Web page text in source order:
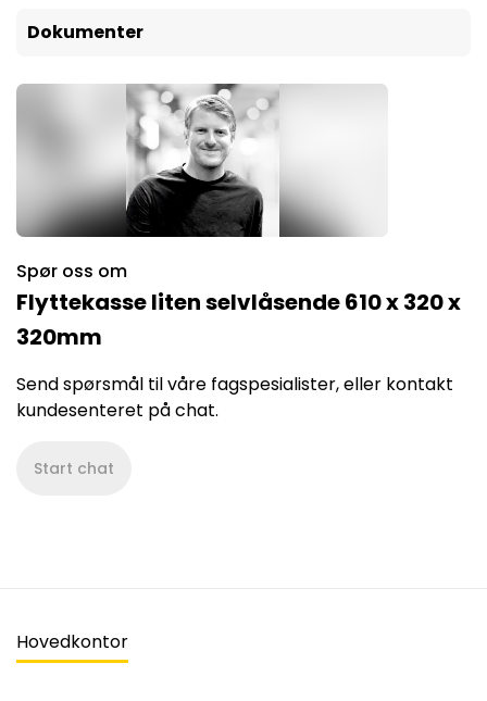
Dokumenter
Spør oss om
Flyttekasse liten selvlåsende 610 x 320 x
320mm
Send spørsmål til våre fagspesialister, eller kontakt
kundesenteret på chat.
Start chat
Hovedkontor